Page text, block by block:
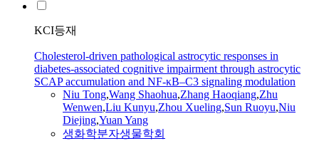
KCI등재
Cholesterol-driven pathological astrocytic responses in
diabetes-associated cognitive impairment through astrocytic
SCAP accumulation and NF-κB–C3 signaling modulation
Niu Tong,Wang Shaohua,Zhang Haoqiang,Zhu
Wenwen,Liu Kunyu,Zhou Xueling,Sun Ruoyu,Niu
Diejing,Yuan Yang
생화학분자생물학회